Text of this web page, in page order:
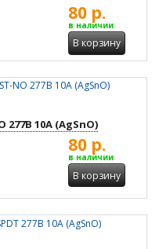
80 р.
в наличии
В корзину
277В 10А (AgSnO)
80 р.
в наличии
В корзину